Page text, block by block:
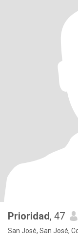
Prioridad, 47
San José, San José,